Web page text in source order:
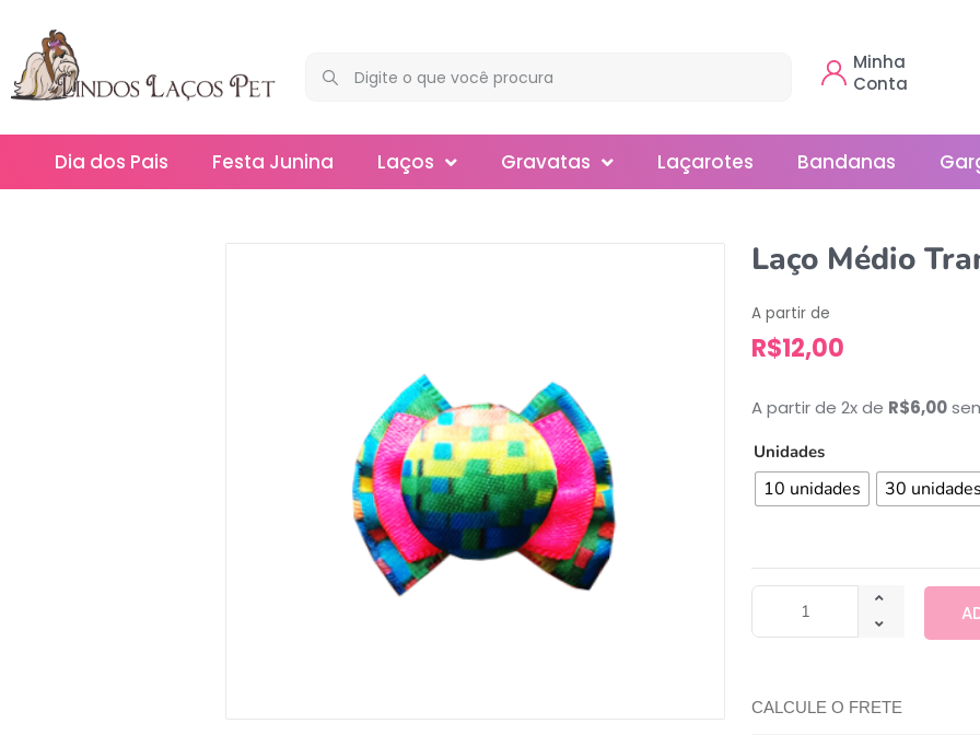
Minha
Conta
Dia dos Pais Festa Junina Laços
Mini
Slim
Splash
Gravatas
Smoking
Laçarotes Bandanas
Laço Médio
A partir de
R$12,00
A partir de 2x de R$6,00
Unidades
10 unidades 30
CALCULE O FRETE